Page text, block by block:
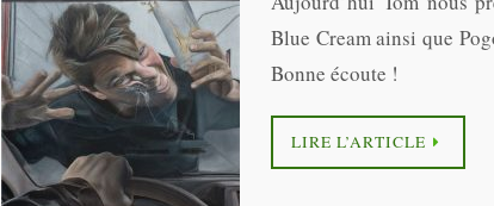
Blue Cream ainsi que
Bonne écoute !
LIRE L’ARTICLE